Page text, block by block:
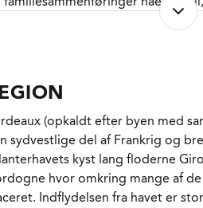
Daëne er en privilegeret vin -
en gnistrende renhed og en
valg til dessert, men også
modne oste. Eller bare iskold
6 velrespekterede
overtager Denis Dubourdieu
Côtes de Bordeaux fra sin
overtager Pierre Dubourdieu,
Chantegril i Barsac efter sin
(opkaldt efter byen med
sydvestlige del af Frankrig og
kyst lang floderne
hvor omkring mange af
Indflydelsen fra havet er